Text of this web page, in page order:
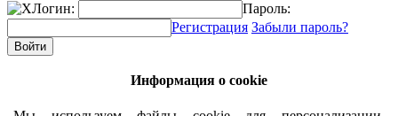
Логин:
Пароль:
Регистрация Забыли пароль?
Информация о cookie